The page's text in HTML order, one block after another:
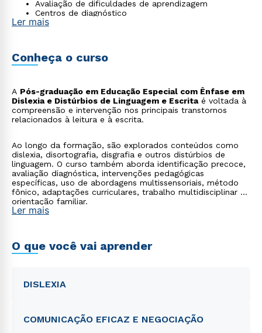
Avaliação de dificuldades de aprendizagem
Centros de diagnóstico
Ler mais
Conheça o curso
A Pós-graduação em Educação Especial com Ênfase em
Dislexia e Distúrbios de Linguagem e Escritaé voltada à
compreensão e intervenção nos principais transtornos
relacionados à leitura e à escrita.
Ao longo da formação, são explorados conteúdos como
dislexia, disortografia, disgrafia e outros distúrbios de
linguagem. O curso também aborda identificação precoce,
avaliação diagnóstica, intervenções pedagógicas
específicas, uso de abordagens multissensoriais, método
fônico, adaptações curriculares, trabalho multidisciplinar e
orientação familiar.
Ler mais
O que você vai aprender
DISLEXIA
COMUNICAÇÃO EFICAZ E NEGOCIAÇÃO